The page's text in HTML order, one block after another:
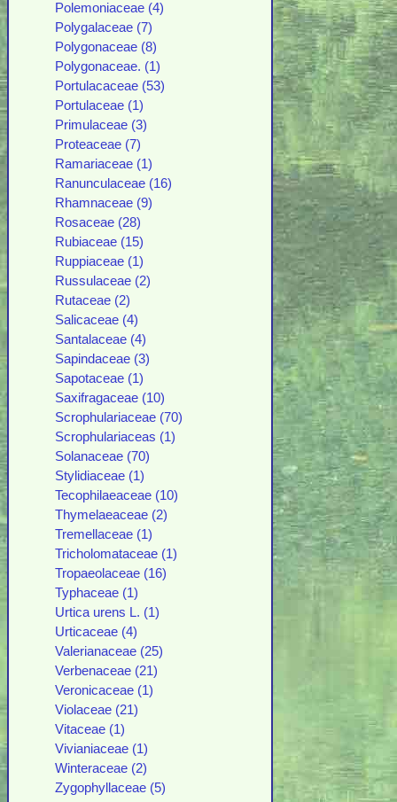
Polemoniaceae (4)
Polygalaceae (7)
Polygonaceae (8)
Polygonaceae. (1)
Portulacaceae (53)
Portulaceae (1)
Primulaceae (3)
Proteaceae (7)
Ramariaceae (1)
Ranunculaceae (16)
Rhamnaceae (9)
Rosaceae (28)
Rubiaceae (15)
Ruppiaceae (1)
Russulaceae (2)
Rutaceae (2)
Salicaceae (4)
Santalaceae (4)
Sapindaceae (3)
Sapotaceae (1)
Saxifragaceae (10)
Scrophulariaceae (70)
Scrophulariaceas (1)
Solanaceae (70)
Stylidiaceae (1)
Tecophilaeaceae (10)
Thymelaeaceae (2)
Tremellaceae (1)
Tricholomataceae (1)
Tropaeolaceae (16)
Typhaceae (1)
Urtica urens L. (1)
Urticaceae (4)
Valerianaceae (25)
Verbenaceae (21)
Veronicaceae (1)
Violaceae (21)
Vitaceae (1)
Vivianiaceae (1)
Winteraceae (2)
Zygophyllaceae (5)